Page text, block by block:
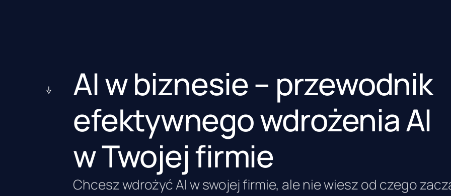
AI w biznesie – przewodnik
efektywnego wdrożenia AI
w Twojej firmie
Chcesz wdrożyć AI w swojej firmie, ale nie wiesz od czego